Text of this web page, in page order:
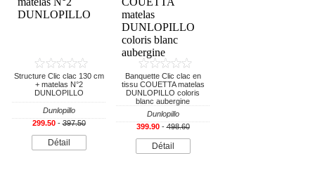
Structure Clic clac 130 cm
+ matelas N°2
DUNLOPILLO
Dunlopillo
299.50-397.50
Détail
Banquette Clic clac en
tissu COUETTA matelas
DUNLOPILLO coloris
blanc aubergine
Dunlopillo
399.90-498.60
Détail